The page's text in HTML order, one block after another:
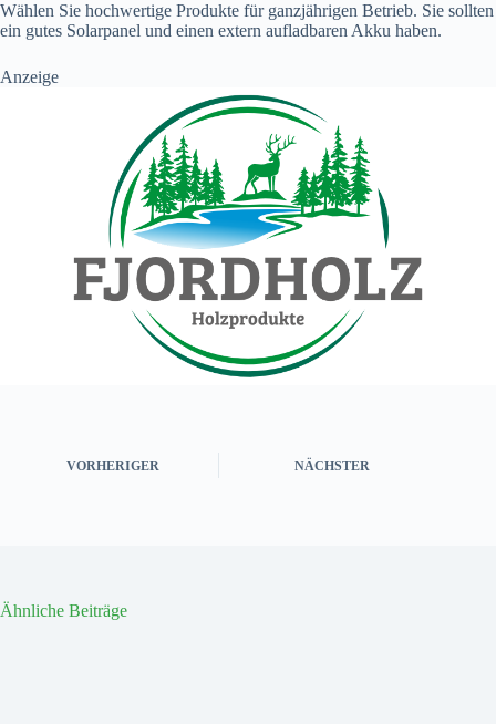
Wählen Sie hochwertige Produkte für ganzjährigen Betrieb. Sie sollten
ein gutes Solarpanel und einen extern aufladbaren Akku haben.
Anzeige
VORHERIGER NÄCHSTER
Ähnliche Beiträge